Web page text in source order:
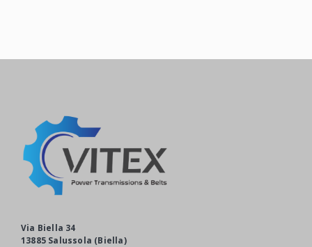
Via Biella 34
13885 Salussola (Biella)